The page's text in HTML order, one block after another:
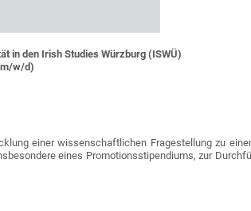
in den Irish Studies Würzburg (ISWÜ)
w/d)
einer wissenschaftlichen Fragestellung zu
eines Promotionsstipendiums, zur